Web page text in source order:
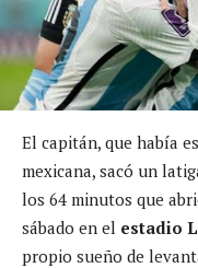
El capitán, que había
mexicana, sacó un
los 64 minutos que
sábado en el estadio
propio sueño de